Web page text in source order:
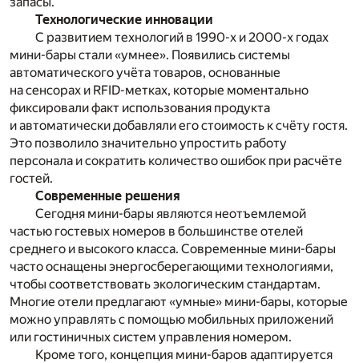
Технологические инновации
С развитием технологий в 1990-х и 2000-х годах
мини-бары стали «умнее». Появились системы
автоматического учёта товаров, основанные
на сенсорах и RFID-метках, которые моментально
фиксировали факт использования продукта
и автоматически добавляли его стоимость к счёту гостя.
Это позволило значительно упростить работу
персонала и сократить количество ошибок при расчёте
гостей.
Современные решения
Сегодня мини-бары являются неотъемлемой
частью гостевых номеров в большинстве отелей
среднего и высокого класса. Современные мини-бары
часто оснащены энергосберегающими технологиями,
чтобы соответствовать экологическим стандартам.
Многие отели предлагают «умные» мини-бары, которые
можно управлять с помощью мобильных приложений
или гостиничных систем управления номером.
Кроме того, концепция мини-баров адаптируется